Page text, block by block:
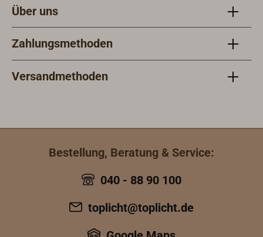
Über uns
Zahlungsmethoden
Versandmethoden
Bestellung, Beratung & Service:
040 - 88 90 100
toplicht@toplicht.de